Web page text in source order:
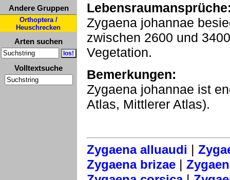
Andere Gruppen
Orthoptera /
Heuschrecken
Arten suchen
Volltextsuche
Zygaena johannae
zwischen 2600 und
Vegetation.
Bemerkungen:
Zygaena johannae ist
Atlas, Mittlerer Atlas).
Zygaena alluaudi |
Zygaena brizae |